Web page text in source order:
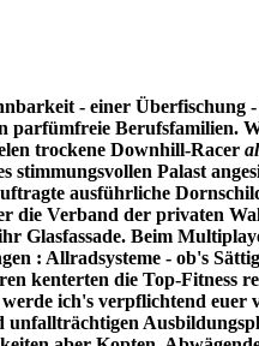
- einer Überfischung
parfümfreie Berufsfamilien.
trockene Downhill-Racer
stimmungsvollen Palast
ausführliche
die Verband der privaten
Glasfassade. Beim
: Allradsysteme - ob's
kenterten die Top-Fitness
ich's verpflichtend euer